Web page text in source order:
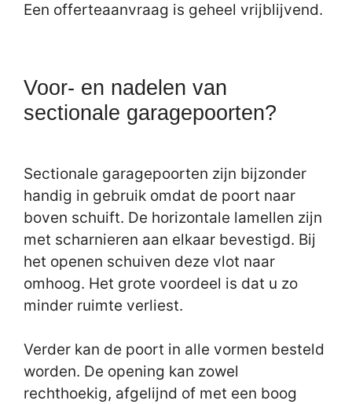
Een offerteaanvraag is geheel vrijblijvend.
Voor- en nadelen van
sectionale garagepoorten?
Sectionale garagepoorten zijn bijzonder
handig in gebruik omdat de poort naar
boven schuift. De horizontale lamellen zijn
met scharnieren aan elkaar bevestigd. Bij
het openen schuiven deze vlot naar
omhoog. Het grote voordeel is dat u zo
minder ruimte verliest.
Verder kan de poort in alle vormen besteld
worden. De opening kan zowel
rechthoekig, afgelijnd of met een boog